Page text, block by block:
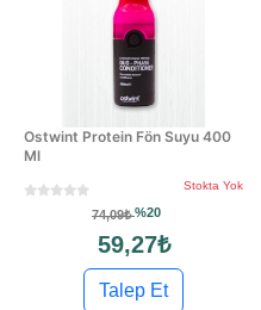
Ostwint Protein Fön Suyu 400
Ml
Stokta Yok
74,09₺%20
59,27₺
Talep Et